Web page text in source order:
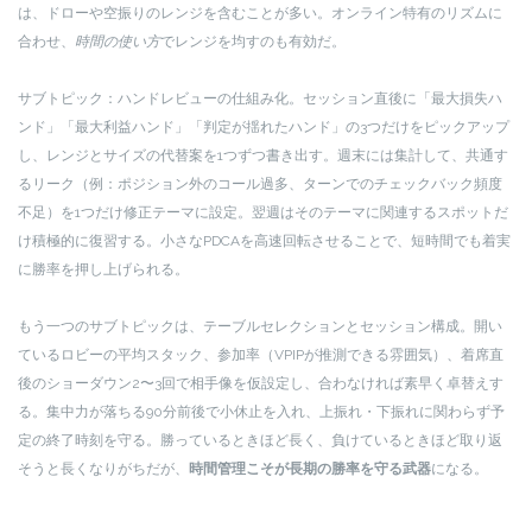
は、ドローや空振りのレンジを含むことが多い。オンライン特有のリズムに
合わせ、 時間の使い方でレンジを均すのも有効だ。
サブトピック：ハンドレビューの仕組み化。セッション直後に「最大損失ハ
ンド」「最大利益ハンド」「判定が揺れたハンド」の3つだけをピックアップ
し、レンジとサイズの代替案を1つずつ書き出す。週末には集計して、共通す
るリーク（例：ポジション外のコール過多、ターンでのチェックバック頻度
不足）を1つだけ修正テーマに設定。翌週はそのテーマに関連するスポットだ
け積極的に復習する。小さなPDCAを高速回転させることで、短時間でも着実
に勝率を押し上げられる。
もう一つのサブトピックは、テーブルセレクションとセッション構成。開い
ているロビーの平均スタック、参加率（VPIPが推測できる雰囲気）、着席直
後のショーダウン2〜3回で相手像を仮設定し、合わなければ素早く卓替えす
る。集中力が落ちる90分前後で小休止を入れ、上振れ・下振れに関わらず予
定の終了時刻を守る。勝っているときほど長く、負けているときほど取り返
そうと長くなりがちだが、 時間管理こそが長期の勝率を守る武器になる。